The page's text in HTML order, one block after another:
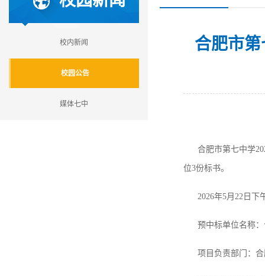
校内新闻
校园公告
媒体七中
合肥市
合肥市第七中学
位3份标书。
2026年5月 22 日 下
预中标单位名称：
项目负责部门：